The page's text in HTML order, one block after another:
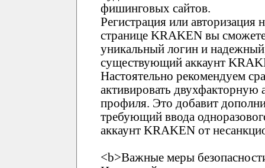
фишинговых сайтов.
Регистрация или
странице KRAKEN вы
уникальный логин и
существующий аккаунт
Настоятельно рекомендуем
активировать двухфакторную
профиля. Это добавит
требующий ввода
аккаунт KRAKEN от
<b>Важные меры